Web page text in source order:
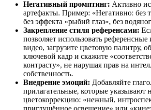
Негативный промптинг: Активно
артефакты. Пример: «Негативно: без
без эффекта «рыбий глаз», без
Закрепление стиля референсами:
позволяет использовать
видео, загрузите цветовую палитру,
ключевой кадр и скажите
контрасту», не нарушая прав на
собственность.
Внедрение эмоций: Добавляйте
прилагательные, которые указывают
цветокоррекцию: «нежный,
приглушённое освещение» или